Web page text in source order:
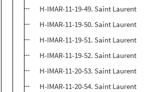
H-IMAR-11-19-49. Saint Laurent
H-IMAR-11-19-50. Saint Laurent
H-IMAR-11-19-51. Saint Laurent
H-IMAR-11-19-52. Saint Laurent
H-IMAR-11-20-53. Saint Laurent
H-IMAR-11-20-54. Saint Laurent